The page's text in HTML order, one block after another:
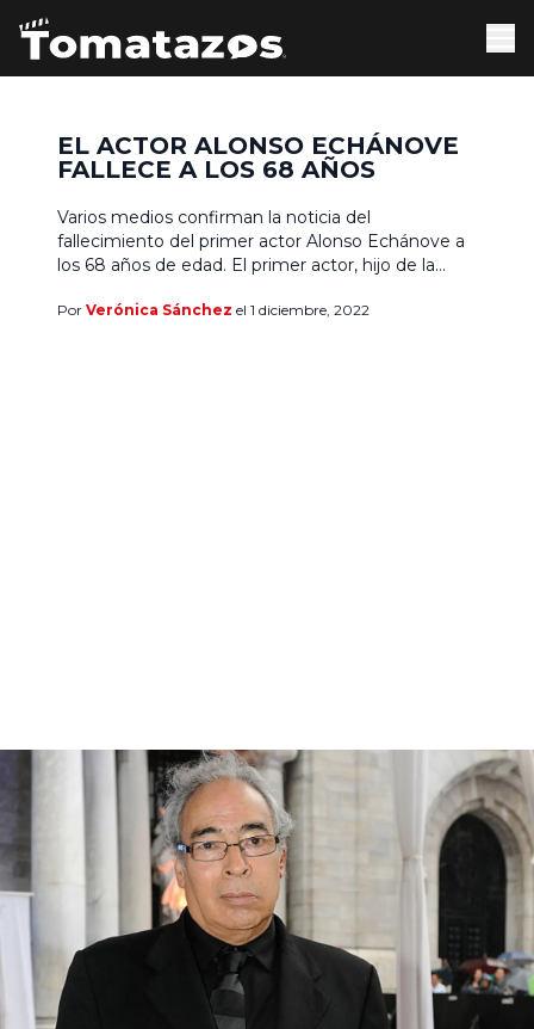
EL ACTOR ALONSO ECHÁNOVE
FALLECE A LOS 68 AÑOS
Varios medios confirman la noticia del
fallecimiento del primer actor Alonso Echánove a
los 68 años de edad. El primer actor, hijo de la
de 50 años dedicado a la industria, tanto en el
Por Verónica Sánchez el 1 diciembre, 2022